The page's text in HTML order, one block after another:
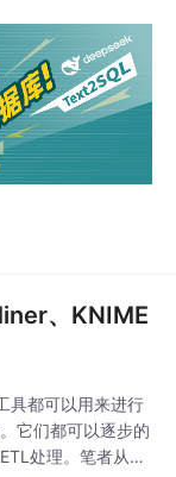
、KNIME
具都可以用来进行
它们都可以逐步的
处理。笔者从自